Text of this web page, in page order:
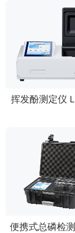
挥发酚测定仪
便携式总磷检